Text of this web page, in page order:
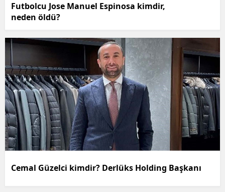
Futbolcu Jose Manuel Espinosa kimdir,
neden öldü?
Cemal Güzelci kimdir? Derlüks Holding Başkanı